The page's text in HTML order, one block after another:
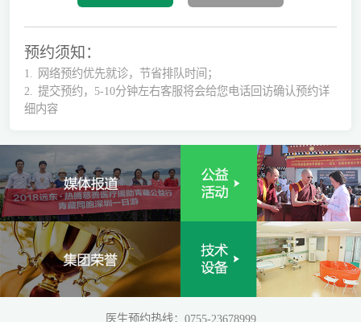
预约须知：
1.
网络预约优先就诊，节省排队时间；
2.
提交预约，5-10分钟左右客服将会给您电话回访确认预约详
细内容
医生预约热线：0755-23678999